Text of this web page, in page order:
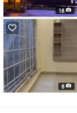
18
8